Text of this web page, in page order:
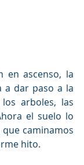
en ascenso, la
a dar paso a la
arboles, las
el suelo lo
caminamos
hito.